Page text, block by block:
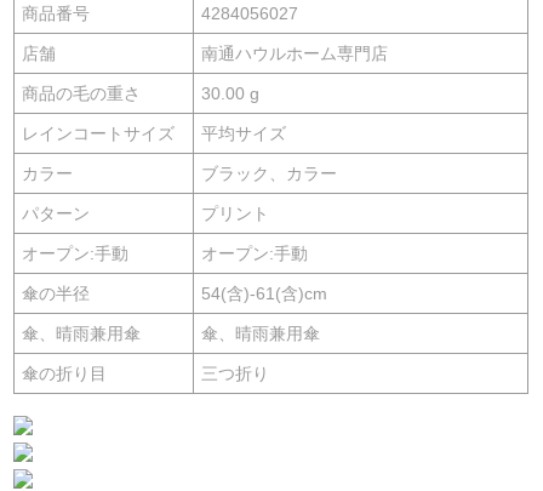
商品番号 4284056027
店舗 南通ハウルホーム専門店
商品の毛の重さ 30.00 g
レインコートサイズ 平均サイズ
カラー ブラック、カラー
パターン プリント
オープン:手動 オープン:手動
傘の半径 54(含)-61(含)cm
傘、晴雨兼用傘 傘、晴雨兼用傘
傘の折り目 三つ折り